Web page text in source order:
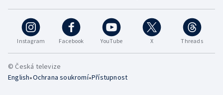
Instagram Facebook YouTube X Threads
© Česká televize
English•Ochrana soukromí•Přístupnost